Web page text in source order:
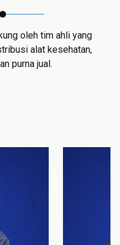
oleh tim ahli yang
alat kesehatan,
purna jual.